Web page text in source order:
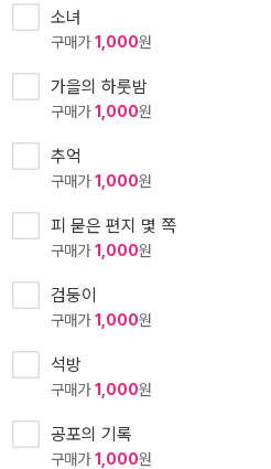
소녀
구매가1,000원
가을의 하룻밤
구매가1,000원
추억
구매가1,000원
피 묻은 편지 몇 쪽
구매가1,000원
검둥이
구매가1,000원
석방
구매가1,000원
공포의 기록
구매가1,000원